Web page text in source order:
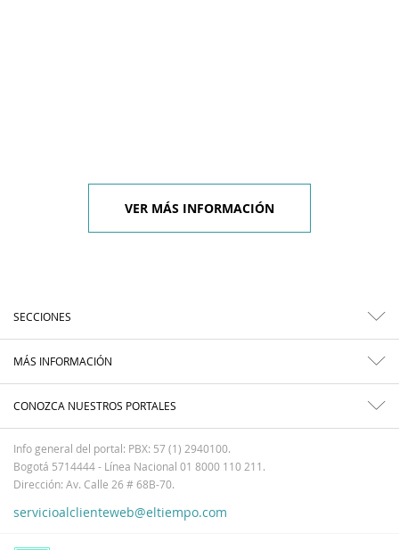
VER MÁS INFORMACIÓN
SECCIONES
MÁS INFORMACIÓN
CONOZCA NUESTROS PORTALES
Info general del portal: PBX: 57 (1) 2940100.
Bogotá 5714444 - Línea Nacional 01 8000 110 211.
Dirección: Av. Calle 26 # 68B-70.
servicioalclienteweb@eltiempo.com